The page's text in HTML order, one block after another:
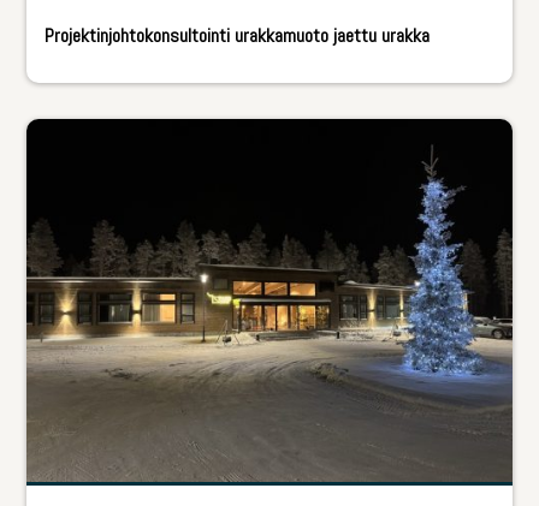
Projektinjohtokonsultointi urakkamuoto jaettu urakka